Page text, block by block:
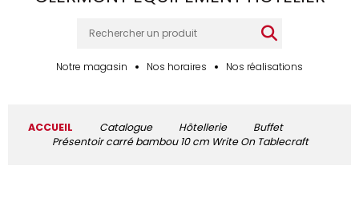
Notre magasin Nos horaires Nos réalisations
ACCUEIL Catalogue Hôtellerie
Buffet
Présentoir carré bambou 10 cm Write On Tablecraft